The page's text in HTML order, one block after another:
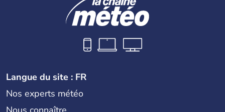
Langue du site : FR
Nos experts météo